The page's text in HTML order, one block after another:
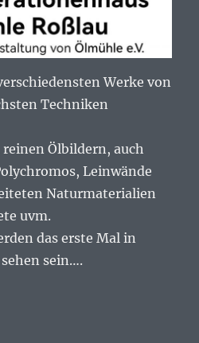
Werke von
Techniken
Ölbildern, auch
Leinwände
Naturmaterialien
uvm.
das erste Mal in
sein….